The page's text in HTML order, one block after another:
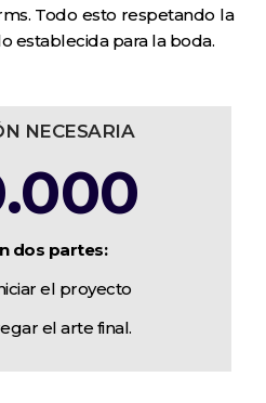
Todo esto respetando la
establecida para la boda.
NECESARIA
dos partes:
el proyecto
el arte final.